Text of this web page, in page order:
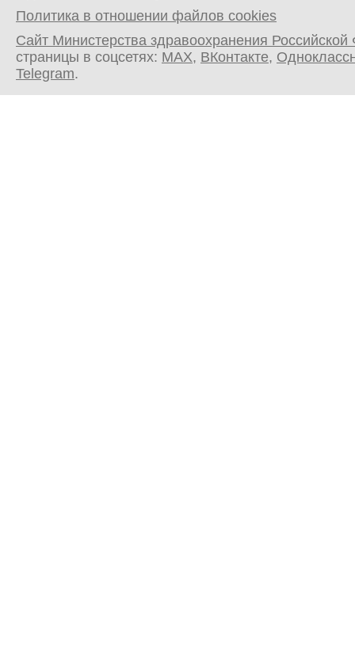
Политика в отношении файлов cookies
Сайт Министерства здравоохранения
страницы в соцсетях: MAX, ВКонтакте,
Telegram.